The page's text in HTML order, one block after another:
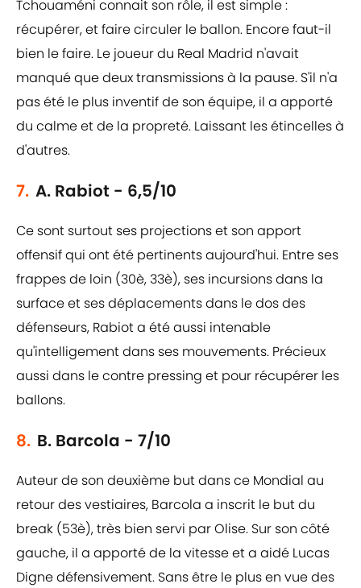
Tchouaméni connait son rôle, il est simple :
récupérer, et faire circuler le ballon. Encore faut-il
bien le faire. Le joueur du Real Madrid n'avait
manqué que deux transmissions à la pause. S'il n'a
pas été le plus inventif de son équipe, il a apporté
du calme et de la propreté. Laissant les étincelles à
d'autres.
7. A. Rabiot - 6,5/10
Ce sont surtout ses projections et son apport
offensif qui ont été pertinents aujourd'hui. Entre ses
frappes de loin (30è, 33è), ses incursions dans la
surface et ses déplacements dans le dos des
défenseurs, Rabiot a été aussi intenable
qu'intelligement dans ses mouvements. Précieux
aussi dans le contre pressing et pour récupérer les
ballons.
8. B. Barcola - 7/10
Auteur de son deuxième but dans ce Mondial au
retour des vestiaires, Barcola a inscrit le but du
break (53è), très bien servi par Olise. Sur son côté
gauche, il a apporté de la vitesse et a aidé Lucas
Digne défensivement. Sans être le plus en vue des